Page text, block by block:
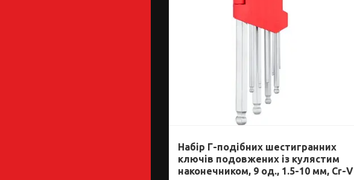
Набір Г-подібних шестигранних
ключів подовжених із кулястим
наконечником, 9 од., 1.5-10 мм, Cr-V